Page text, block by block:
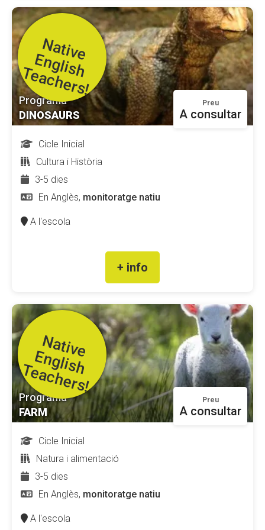
N
a
t
iv
e
E
n
g
lis
h
T
e
a
c
h
e
r
s
!
Programa
DINOSAURS
Preu
A consultar
Cicle Inicial
Cultura i Història
3-5 dies
En Anglès, monitoratge natiu
A l'escola
+ info
N
a
t
iv
e
E
n
g
lis
h
T
e
a
c
h
e
r
s
!
Programa
FARM
Preu
A consultar
Cicle Inicial
Natura i alimentació
3-5 dies
En Anglès, monitoratge natiu
A l'escola